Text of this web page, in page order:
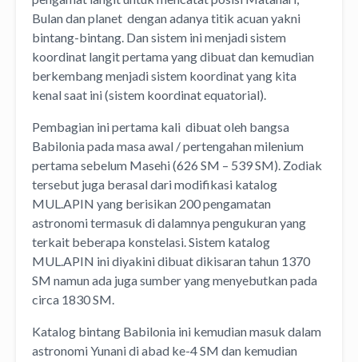
Bulan dan planet dengan adanya titik acuan yakni
bintang-bintang. Dan sistem ini menjadi sistem
koordinat langit pertama yang dibuat dan kemudian
berkembang menjadi sistem koordinat yang kita
kenal saat ini (sistem koordinat equatorial).
Pembagian ini pertama kali dibuat oleh bangsa
Babilonia pada masa awal / pertengahan milenium
pertama sebelum Masehi (626 SM – 539 SM). Zodiak
tersebut juga berasal dari modifikasi katalog
MUL.APIN yang berisikan 200 pengamatan
astronomi termasuk di dalamnya pengukuran yang
terkait beberapa konstelasi. Sistem katalog
MUL.APIN ini diyakini dibuat dikisaran tahun 1370
SM namun ada juga sumber yang menyebutkan pada
circa 1830 SM.
Katalog bintang Babilonia ini kemudian masuk dalam
astronomi Yunani di abad ke-4 SM dan kemudian